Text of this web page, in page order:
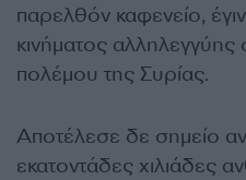
παρελθόν καφενείο,
κινήματος
πολέμου της Συρίας.
Αποτέλεσε δε σημείο
εκατοντάδες χιλιάδες